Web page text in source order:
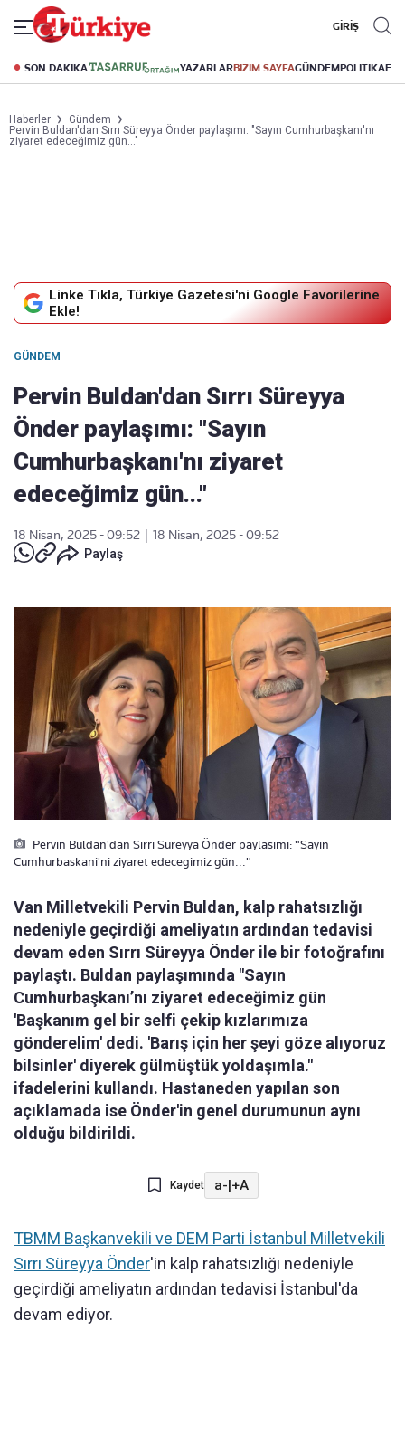
GİRİŞ
SON DAKİKA YAZARLARBİZİM SAYFAGÜNDEMPOLİTİKA
Haberler
Gündem
Pervin Buldan'dan Sırrı Süreyya Önder paylaşımı: "Sayın Cumhurbaşkanı'nı
ziyaret edeceğimiz gün..."
Linke Tıkla, Türkiye Gazetesi'ni Google Favorilerine
Ekle!
GÜNDEM
Pervin Buldan'dan Sırrı Süreyya
Önder paylaşımı: "Sayın
Cumhurbaşkanı'nı ziyaret
edeceğimiz gün..."
18 Nisan, 2025 - 09:52
18 Nisan, 2025 - 09:52
Paylaş
Pervin Buldan'dan Sirri Süreyya Önder paylasimi: "Sayin
Cumhurbaskani'ni ziyaret edecegimiz gün..."
Van Milletvekili Pervin Buldan, kalp rahatsızlığı
nedeniyle geçirdiği ameliyatın ardından tedavisi
devam eden Sırrı Süreyya Önder ile bir fotoğrafını
paylaştı. Buldan paylaşımında "Sayın
Cumhurbaşkanı’nı ziyaret edeceğimiz gün
'Başkanım gel bir selfi çekip kızlarımıza
gönderelim' dedi. 'Barış için her şeyi göze alıyoruz
bilsinler' diyerek gülmüştük yoldaşımla."
ifadelerini kullandı. Hastaneden yapılan son
açıklamada ise Önder'in genel durumunun aynı
olduğu bildirildi.
Kaydet a-|+A
TBMM Başkanvekili ve DEM Parti İstanbul Milletvekili
Sırrı Süreyya Önder'in kalp rahatsızlığı nedeniyle
geçirdiği ameliyatın ardından tedavisi İstanbul'da
devam ediyor.